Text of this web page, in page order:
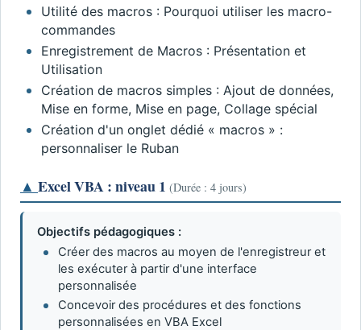
Utilité des macros : Pourquoi utiliser les macro-
commandes
Enregistrement de Macros : Présentation et
Utilisation
Création de macros simples : Ajout de données,
Mise en forme, Mise en page, Collage spécial
Création d'un onglet dédié « macros » :
personnaliser le Ruban
▲ Excel VBA : niveau 1 (Durée : 4 jours)
Objectifs pédagogiques :
Créer des macros au moyen de l'enregistreur et
les exécuter à partir d'une interface
personnalisée
Concevoir des procédures et des fonctions
personnalisées en VBA Excel